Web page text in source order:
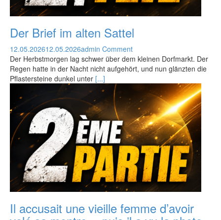
Der Brief im alten Sattel
12.05.202612.05.2026admin Comment
Der Herbstmorgen lag schwer über dem kleinen Dorfmarkt. Der
Regen hatte in der Nacht nicht aufgehört, und nun glänzten die
Pflastersteine dunkel unter [...]
Il accusait une vieille femme d’avoir